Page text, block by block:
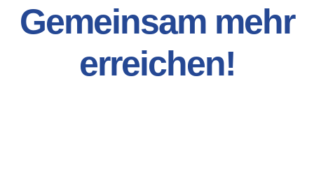
Gemeinsam mehr
erreichen!